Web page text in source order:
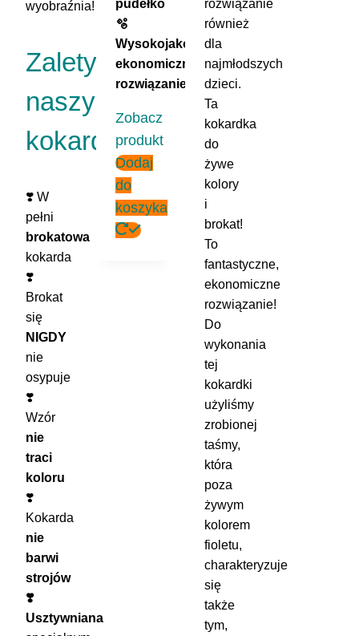
wyobraźnia!
Zalety
naszych
kokard:
❣️ W
pełni
brokatowa
kokarda
❣️
Brokat
się
NIGDY
nie
osypuje
❣️
Wzór
nie
traci
koloru
❣️
Kokarda
nie
barwi
strojów
❣️
Usztywniana
pudełko
🫧
Wysokojakościowe
ekonomiczne
rozwiązanie
Zobacz
produkt
Dodaj
do
koszyka
rozwiązanie
również
dla
najmłodszych
dzieci.
Ta
kokardka
do
żywe
kolory
i
brokat!
To
fantastyczne,
ekonomiczne
rozwiązanie!
Do
wykonania
tej
kokardki
użyliśmy
zrobionej
taśmy,
która
poza
żywym
kolorem
fioletu,
charakteryzuje
się
także
tym,